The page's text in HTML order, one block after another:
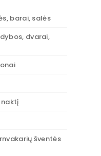
barai, salės
dvarai,
naktį
šventės